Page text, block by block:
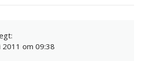
2011 om 09:38